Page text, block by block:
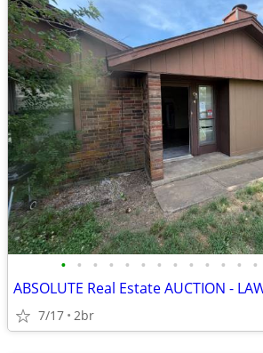
• • • • • • • • • • • • •
ABSOLUTE Real Estate AUCTION -
7/17 2br